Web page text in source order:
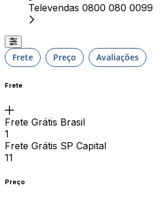
Televendas 0800 080 0099
Frete Preço Avaliações
Frete
Frete Grátis Brasil
1
Frete Grátis SP Capital
11
Preço